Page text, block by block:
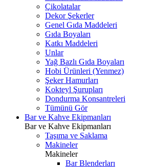
Çikolatalar
Dekor Şekerler
Genel Gıda Maddeleri
Gıda Boyaları
Katkı Maddeleri
Unlar
Yağ Bazlı Gıda Boyaları
Hobi Ürünleri (Yenmez)
Şeker Hamurları
Kokteyl Şurupları
Dondurma Konsantreleri
Tümünü Gör
Bar ve Kahve Ekipmanları
Bar ve Kahve Ekipmanları
Taşıma ve Saklama
Makineler
Makineler
Bar Blenderları